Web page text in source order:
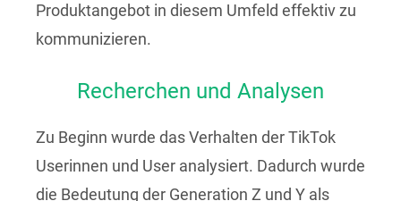
Produktangebot in diesem Umfeld effektiv zu
kommunizieren.
Recherchen und Analysen
Zu Beginn wurde das Verhalten der TikTok
Userinnen und User analysiert. Dadurch wurde
die Bedeutung der Generation Z und Y als